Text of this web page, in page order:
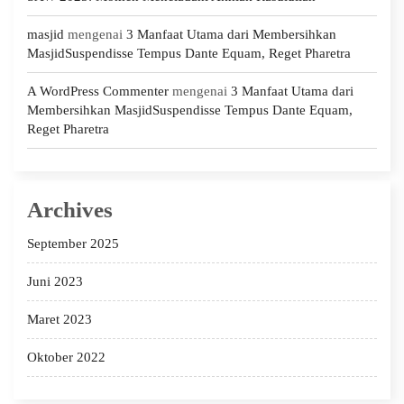
masjid mengenai 3 Manfaat Utama dari Membersihkan
MasjidSuspendisse Tempus Dante Equam, Reget Pharetra
A WordPress Commenter mengenai 3 Manfaat Utama dari
Membersihkan MasjidSuspendisse Tempus Dante Equam,
Reget Pharetra
Archives
September 2025
Juni 2023
Maret 2023
Oktober 2022